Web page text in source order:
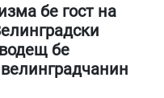
бе гост на
бе